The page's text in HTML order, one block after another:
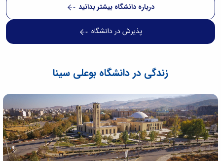
درباره دانشگاه بیشتر بدانید
پذیرش در دانشگاه
زندگی در دانشگاه بوعلی سینا